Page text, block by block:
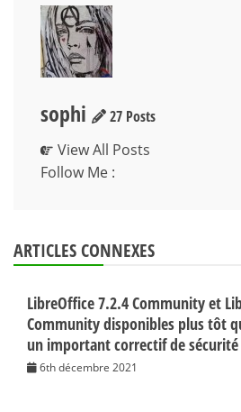
sophi
27 Posts
View All Posts
Follow Me :
ARTICLES CONNEXES
LibreOffice 7.2.4 Community et
Community disponibles plus tôt
un important correctif de sécurité
6th décembre 2021